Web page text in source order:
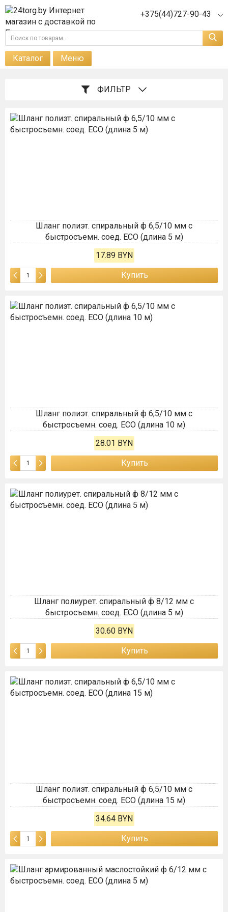
+375(44)727-90-43
Каталог Меню
ФИЛЬТР
Шланг полиэт. спиральный ф 6,5/10 мм с
быстросъемн. соед. ECO (длина 5 м)
17.89 BYN
Купить
Шланг полиэт. спиральный ф 6,5/10 мм с
быстросъемн. соед. ECO (длина 10 м)
28.01 BYN
Купить
Шланг полиурет. спиральный ф 8/12 мм c
быстросъемн. соед. ECO (длина 5 м)
30.60 BYN
Купить
Шланг полиэт. спиральный ф 6,5/10 мм с
быстросъемн. соед. ECO (длина 15 м)
34.64 BYN
Купить